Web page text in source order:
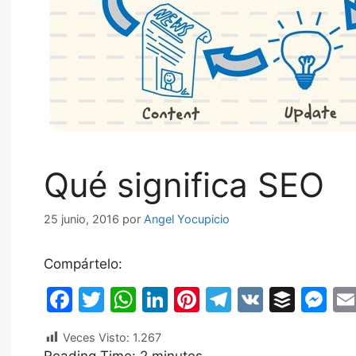
Qué significa SEO
25 junio, 2016 por Angel Yocupicio
Compártelo:
F
T
w
W
h
Li Pi T
V
B
M
Veces Visto: 1.267